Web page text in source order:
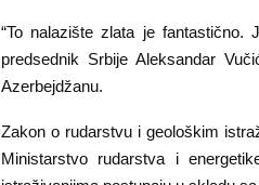
“To nalazište zlata je
predsednik Srbije Aleksandar
Azerbejdžanu.
Zakon o rudarstvu i geološkim
Ministarstvo rudarstva i